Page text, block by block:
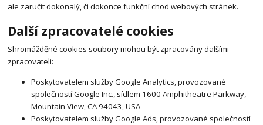
ale zaručit dokonalý, či dokonce funkční chod webových stránek.
Další zpracovatelé cookies
Shromážděné cookies soubory mohou být zpracovány dalšími
zpracovateli:
Poskytovatelem služby Google Analytics, provozované
společností Google Inc., sídlem 1600 Amphitheatre Parkway,
Mountain View, CA 94043, USA
Poskytovatelem služby Google Ads, provozované společností